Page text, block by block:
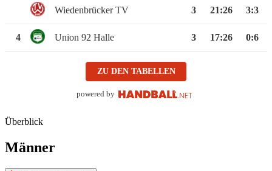
Wiedenbrücker TV 3 21:26 3:3
4 Union 92 Halle 3 17:26 0:6
ZU DEN TABELLEN
powered by
Überblick
Männer